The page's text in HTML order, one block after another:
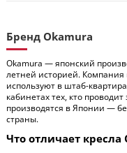
Бренд Okamura
Okamura — японский
летней историей.
используют в штаб-
кабинетах тех, кто
производятся в Японии —
страны.
Что отличает кресла